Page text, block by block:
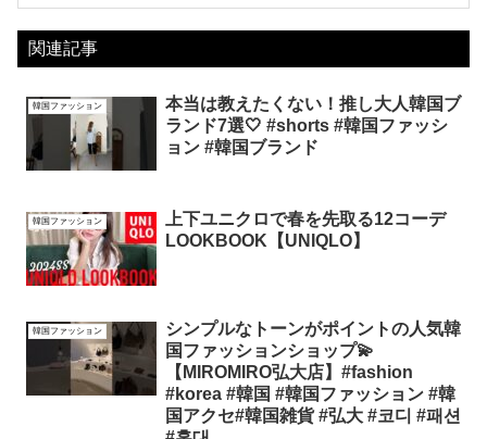
関連記事
韓国ファッション
本当は教えたくない！推し大人韓国ブ
ランド7選🤍 #shorts #韓国ファッシ
ョン #韓国ブランド
韓国ファッション
上下ユニクロで春を先取る12コーデ
LOOKBOOK【UNIQLO】
韓国ファッション
シンプルなトーンがポイントの人気韓
国ファッションショップ💫
【MIROMIRO弘大店】#fashion
#korea #韓国 #韓国ファッション #韓
国アクセ#韓国雑貨 #弘大 #코디 #패션